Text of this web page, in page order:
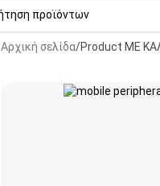
Αρχική σελίδα Product ΜΕ